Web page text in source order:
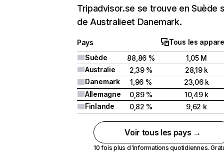
Tripadvisor.se se trouve en Suède
de Australieet Danemark.
Pays
Tous les
Suède
88,86 %
1,05 M
Australie
2,39 %
28,19 k
Danemark
1,96 %
23,06 k
Allemagne
0,89 %
10,49 k
Finlande
0,82 % 9,62 k
Voir tous les pays →
10 fois plus d'informations quotidiennes.